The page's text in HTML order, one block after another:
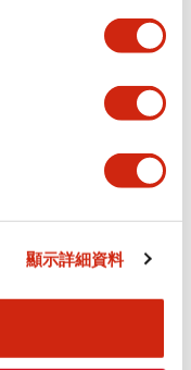
顯示詳細資料